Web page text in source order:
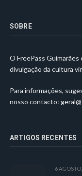
SOBRE
O FreePass
divulgação da cultura
Para informações,
nosso contacto:
ARTIGOS RECENTES
6